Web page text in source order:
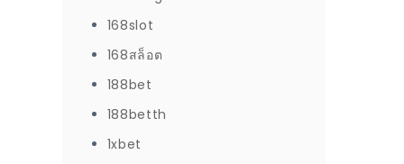
168slot
168สล็อต
188bet
188betth
1xbet